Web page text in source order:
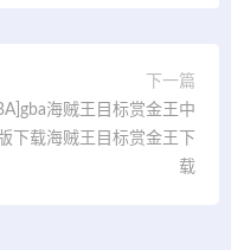
下一篇
海贼王目标赏金王中
下载海贼王目标赏金王下
载